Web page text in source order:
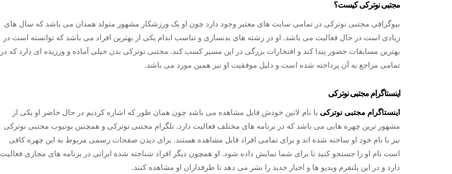
مجتبی نوترکی کیست؟
بیوگرافی مجتبی نوترکی در تمامی سایت های معتبر وجود دارد چون او یک ورزشکار مشهور متولد همدان می باشد که سال های
زیادی است در حال فعالیت می باشد. او در رشته های بدنسازی و تناسب اندام یکی از بهترین افراد می باشد که توانسته است در
بهترین مسابقات حضور پیدا کند و افتخارات بزرگی در این مسیر کسب کند. مجتبی نوترکی بدن خیلی آماده و ورزیده ای دارد که در
تمامی مراجع به آن پرداخته شده است و دلیل موفقیت او نیز همین مورد می باشد.
اینستاگرام مجتبی نوترکی
اینستاگرام مجتبی نوترکی با نام لاتین خودش قابل مشاهده می باشد چون همان طور که اشاره کردیم در حال حاضر او یکی از
مشهور ترین چهره هایی می باشد که در برنامه های مختلف فعالیت دارد. تلگرام مجتبی نوترکی و همچنین یوتیوب مجتبی نوترکی
نیز با نام خود او ساخته شده اند و برای تمامی افراد قابل مشاهده هستند. برای دیدن صفحات رسمی مربوط به این چهره کافی
است نام او را جستجو کنید تا برای شما نمایش داده شود. او همچون دیگر افراد شناخته شده ایرانی در برنامه های مجازی فعالیت
دارد و در این پلتفرم ویدیو ها و اخبار جدید را نشر می دهد تا طرفداران او مشاهده کنند.